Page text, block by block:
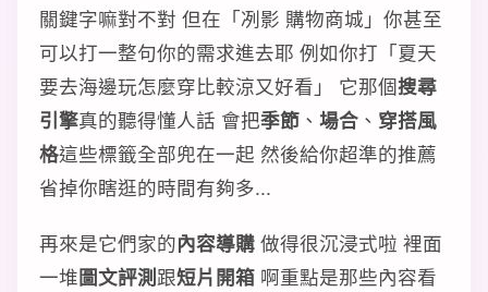
關鍵字嘛對不對 但在「冽影 購物商城」你甚至
可以打一整句你的需求進去耶 例如你打「夏天
要去海邊玩怎麼穿比較涼又好看」 它那個搜尋
引擎真的聽得懂人話 會把季節 、 場合 、 穿搭風
格這些標籤全部兜在一起 然後給你超準的推薦
省掉你瞎逛的時間有夠多...
再來是它們家的內容導購 做得很沉浸式啦 裡面
一堆圖文評測跟短片開箱 啊重點是那些內容看